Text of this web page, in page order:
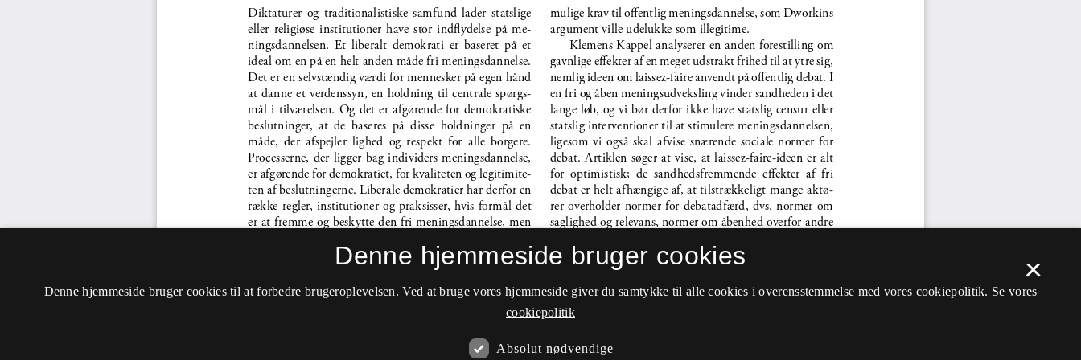
×
Denne hjemmeside bruger cookies
Denne hjemmeside bruger cookies til at forbedre brugeroplevelsen. Ved at bruge vores hjemmeside giver du samtykke til alle cookies i overensstemmelse med vores cookiepolitik. Se vores
cookiepolitik
Absolut nødvendige